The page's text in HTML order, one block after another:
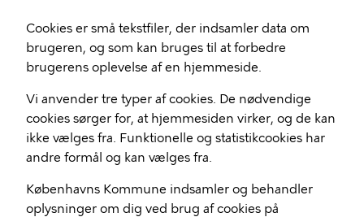
Cookies er små tekstfiler, der indsamler data om
brugeren, og som kan bruges til at forbedre
brugerens oplevelse af en hjemmeside.
Vi anvender tre typer af cookies. De nødvendige
cookies sørger for, at hjemmesiden virker, og de kan
ikke vælges fra. Funktionelle og statistikcookies har
andre formål og kan vælges fra.
Københavns Kommune indsamler og behandler
oplysninger om dig ved brug af cookies på